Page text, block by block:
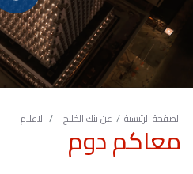
الصفحة الرئيسية عن بنك الخليج الاعلام
معاكم دوم